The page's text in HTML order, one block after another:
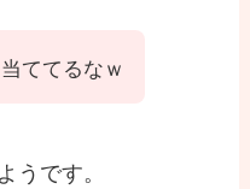
ててるなｗ
です。